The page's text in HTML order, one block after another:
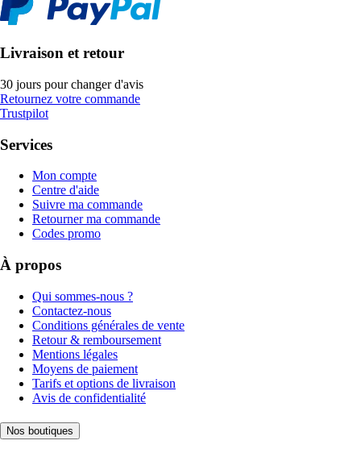
Livraison et retour
30 jours pour changer d'avis
Retournez votre commande
Trustpilot
Services
Mon compte
Centre d'aide
Suivre ma commande
Retourner ma commande
Codes promo
À propos
Qui sommes-nous ?
Contactez-nous
Conditions générales de vente
Retour & remboursement
Mentions légales
Moyens de paiement
Tarifs et options de livraison
Avis de confidentialité
Nos boutiques